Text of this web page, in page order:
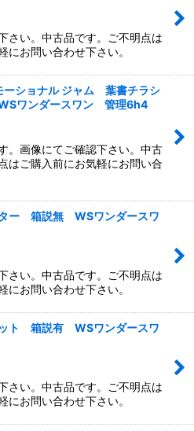
さい。中古品です。ご不明点は
にお問い合わせ下さい。
ーショナル ジャム 葉書チラシ
ワンダースワン 管理6h4
。画像にてご確認下さい。中古
はご購入前にお気軽にお問い合
ター 箱説無 WSワンダースワ
さい。中古品です。ご不明点は
にお問い合わせ下さい。
ト 箱説有 WSワンダースワ
さい。中古品です。ご不明点は
にお問い合わせ下さい。